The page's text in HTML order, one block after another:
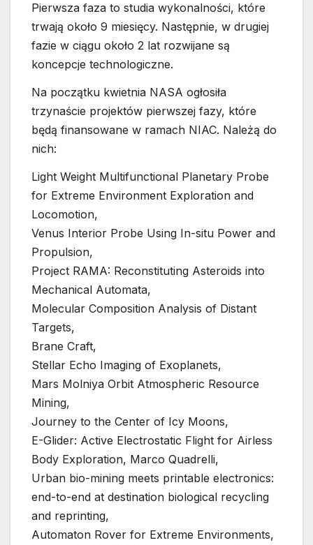
Pierwsza faza to studia wykonalności, które
trwają około 9 miesięcy. Następnie, w drugiej
fazie w ciągu około 2 lat rozwijane są
koncepcje technologiczne.
Na początku kwietnia NASA ogłosiła
trzynaście projektów pierwszej fazy, które
będą finansowane w ramach NIAC. Należą do
nich:
Light Weight Multifunctional Planetary Probe
for Extreme Environment Exploration and
Locomotion,
Venus Interior Probe Using In-situ Power and
Propulsion,
Project RAMA: Reconstituting Asteroids into
Mechanical Automata,
Molecular Composition Analysis of Distant
Targets,
Brane Craft,
Stellar Echo Imaging of Exoplanets,
Mars Molniya Orbit Atmospheric Resource
Mining,
Journey to the Center of Icy Moons,
E-Glider: Active Electrostatic Flight for Airless
Body Exploration, Marco Quadrelli,
Urban bio-mining meets printable electronics:
end-to-end at destination biological recycling
and reprinting,
Automaton Rover for Extreme Environments,